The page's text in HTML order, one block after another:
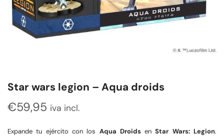
Star wars legion – Aqua droids
€59,95 iva incl.
Expande tu ejército con los Aqua DroidsenStar Wars: Legion.